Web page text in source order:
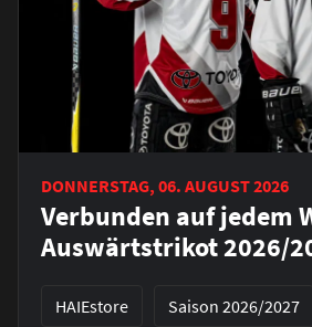
DONNERSTAG, 06. AUGUST 2026
Verbunden auf jedem
Auswärtstrikot 2026/
HAIEstore Saison 2026/2027